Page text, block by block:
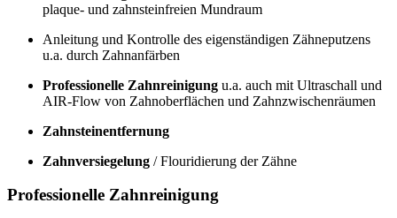
plaque- und zahnsteinfreien Mundraum
Anleitung und Kontrolle des eigenständigen Zähneputzens
u.a. durch Zahnanfärben
Professionelle Zahnreinigung u.a. auch mit Ultraschall und
AIR-Flow von Zahnoberflächen und Zahnzwischenräumen
Zahnsteinentfernung
Zahnversiegelung / Flouridierung der Zähne
Professionelle Zahnreinigung